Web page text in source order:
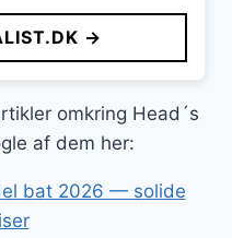
→
omkring Head´s
af dem her:
bat 2026 — solide